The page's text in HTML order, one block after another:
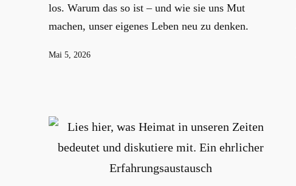
los. Warum das so ist – und wie sie uns Mut
machen, unser eigenes Leben neu zu denken.
Veröffentlicht
Mai 5, 2026